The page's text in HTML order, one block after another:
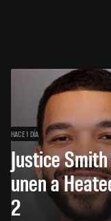
HACE 1 DÍA
Justice
unen a
2